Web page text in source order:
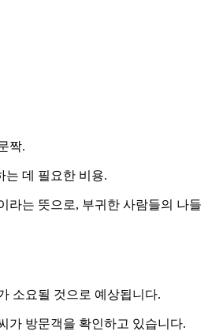
짝.
는 데 필요한 비용.
라는 뜻으로, 부귀한 사람들의 나들
소요될 것으로 예상됩니다.
가 방문객을 확인하고 있습니다.